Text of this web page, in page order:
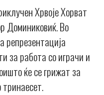
Хрвоје Хорват
Доминиковиќ. Во
репрезентација
за работа со играчи и
ќе се грижат за